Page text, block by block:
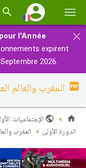
la×
l'Année
expirent
2026.
المغرب والعالم
الإجتماعيات:
الدورة الأولى
المغرب